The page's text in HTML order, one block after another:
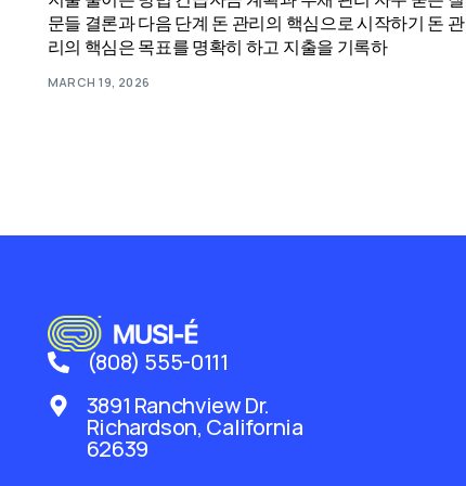
문들 결론과 다음 단계 돈 관리의 핵심으로 시작하기 돈 관
리의 핵심은 목표를 명확히 하고 지출을 기록하
MARCH 19, 2026
(808) 555-0111
3891 Ranchview Dr.
Richardson, California
62639